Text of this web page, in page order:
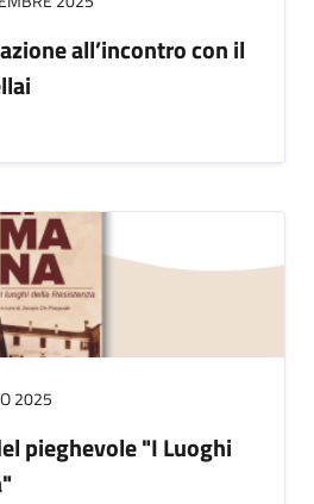
all’incontro con il
2025
pieghevole "I Luoghi